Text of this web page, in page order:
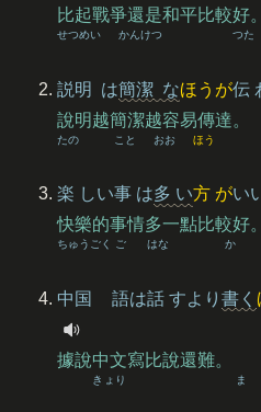
比起戰爭還是和平比較好。
説明
せつめい
は簡潔
かんけつ
なほうが伝
つた
說明越簡潔越容易傳達。
楽
たの
しい事
こと
は多
おお
い方
ほう
がい
快樂的事情多一點比較好。
中国
ちゅうごく
語
ご
は話
はな
すより 書
か
く
據說中文寫比說還難。
きょり ま